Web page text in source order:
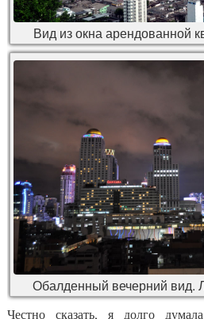
Вид из окна арендованной
Обалденный вечерний вид.
Честно сказать, я долго